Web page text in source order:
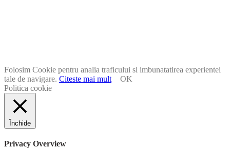
Folosim Cookie pentru analia traficului si imbunatatirea experientei
tale de navigare. Citeste mai mult
OK
Politica cookie
Închide
Privacy Overview